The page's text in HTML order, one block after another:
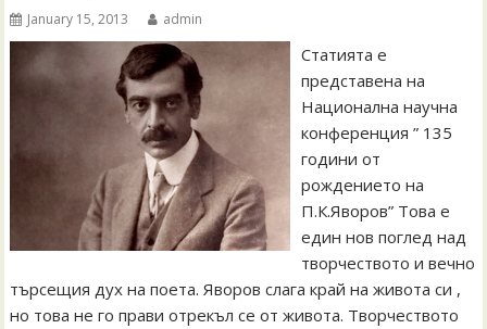
January 15, 2013 admin
Статията е
представена на
Национална научна
конференция ” 135
години от
рождението на
П.К.Яворов” Това е
един нов поглед над
творчеството и вечно
търсещия дух на поета. Яворов слага край на живота си ,
но това не го прави отрекъл се от живота. Творчеството